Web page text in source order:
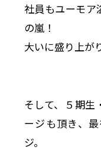
社員もユーモア
の嵐！
大いに盛り上が
そして、５期生
ージも頂き、
ジ。